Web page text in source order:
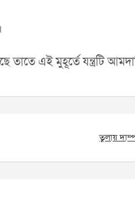
তাতে এই মুহূর্তে যন্ত্রটি
তুলায়